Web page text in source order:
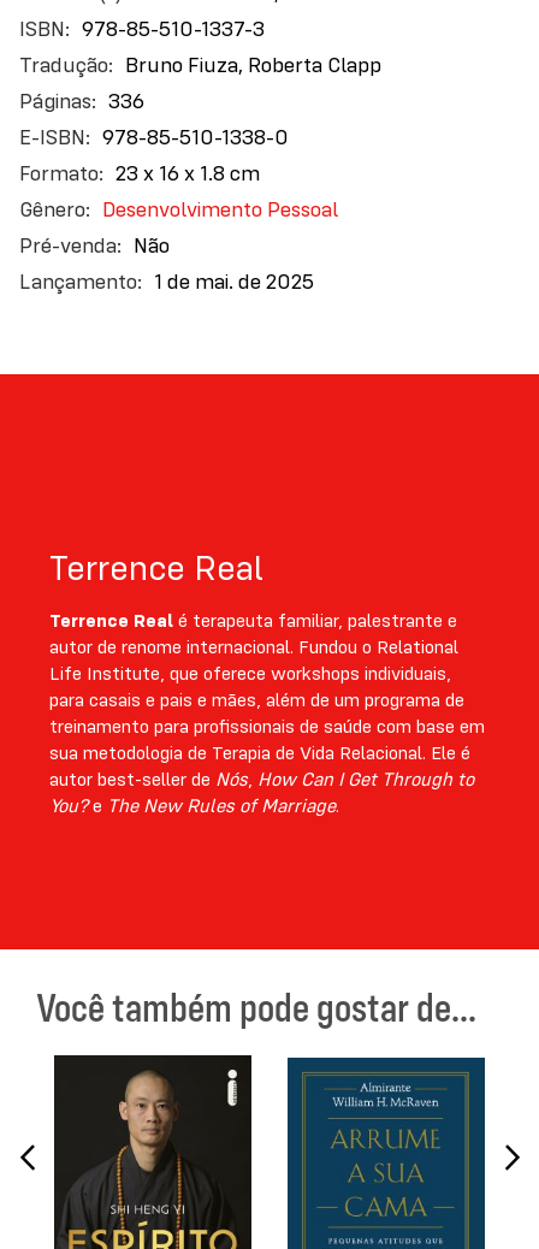
978-85-510-1337-3
Bruno Fiuza, Roberta Clapp
336
978-85-510-1338-0
23 x 16 x 1.8 cm
Desenvolvimento Pessoal
Não
1 de mai. de 2025
Terrence Real
Terrence Real é terapeuta familiar, palestrante e
autor de renome internacional. Fundou o Relational
Life Institute, que oferece workshops individuais,
para casais e pais e mães, além de um programa de
treinamento para profissionais de saúde com base em
sua metodologia de Terapia de Vida Relacional. Ele é
autor best-seller de Nós, How Can I Get Through to
You?e The New Rules of Marriage.
Você também pode gostar de...